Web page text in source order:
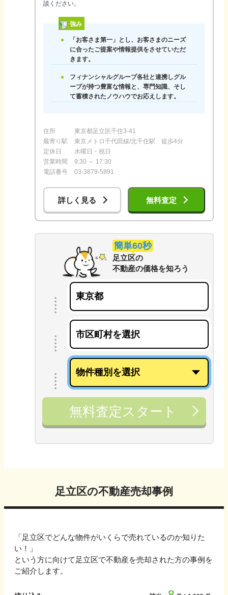
談ください。
強み
「お客さま第一」とし、お客さまのニーズ
に合ったご提案や情報提供をさせていただ
きます。
フィナンシャルグループ各社と連携しグル
ープが持つ豊富な情報と、専門知識、そし
て蓄積されたノウハウでお応えします。
住所
東京都足立区千住3-41
最寄り駅
東京メトロ千代田線/北千住駅 徒歩4分
定休日
水曜日・祝日
営業時間
9:30 ～ 17:30
電話番号
03-3879-5891
詳しく見る 無料査定
簡単60秒
足立区の
不動産の価格を知ろう
無料査定スタート
足立区の不動産売却事例
「足立区でどんな物件がいくらで売れているのか知りた
い！」
という方に向けて 足立区で不動産を売却された方の事例を
ご紹介します。